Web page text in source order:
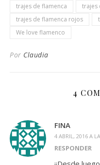
trajes de flamenca
trajes
trajes de flamenca rojos
We love flamenco
Por Claudia
4
FINA
4 ABRIL, 2016 A
RESPONDER